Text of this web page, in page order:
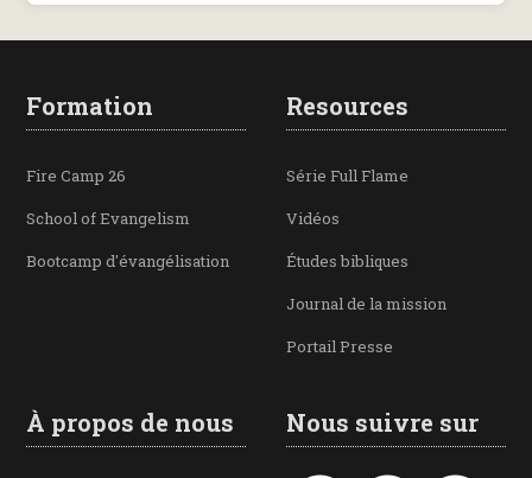
Formation
Fire Camp 26
School of Evangelism
Bootcamp d'évangélisation
Resources
Série Full Flame
Vidéos
Études bibliques
Journal de la mission
Portail Presse
À propos de nous Nous suivre sur